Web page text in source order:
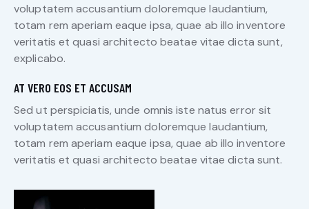
voluptatem accusantium doloremque laudantium,
totam rem aperiam eaque ipsa, quae ab illo inventore
veritatis et quasi architecto beatae vitae dicta sunt,
explicabo.
AT VERO EOS ET ACCUSAM
Sed ut perspiciatis, unde omnis iste natus error sit
voluptatem accusantium doloremque laudantium,
totam rem aperiam eaque ipsa, quae ab illo inventore
veritatis et quasi architecto beatae vitae dicta sunt.